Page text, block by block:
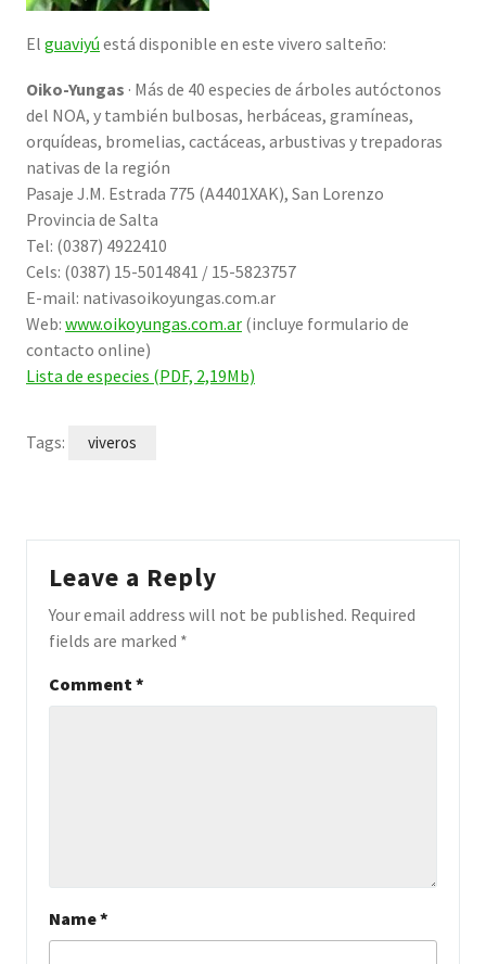
El guaviyú está disponible en este vivero salteño:
Oiko-Yungas · Más de 40 especies de árboles autóctonos
del NOA, y también bulbosas, herbáceas, gramíneas,
orquídeas, bromelias, cactáceas, arbustivas y trepadoras
nativas de la región
Pasaje J.M. Estrada 775 (A4401XAK), San Lorenzo
Provincia de Salta
Tel: (0387) 4922410
Cels: (0387) 15-5014841 / 15-5823757
E-mail: nativasoikoyungas.com.ar
Web: www.oikoyungas.com.ar (incluye formulario de
contacto online)
Lista de especies (PDF, 2,19Mb)
Tags: viveros
Leave a Reply
Your email address will not be published. Required
fields are marked *
Comment*
Name*